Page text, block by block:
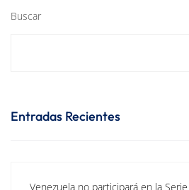
Buscar
Entradas Recientes
Venezuela no participará en la